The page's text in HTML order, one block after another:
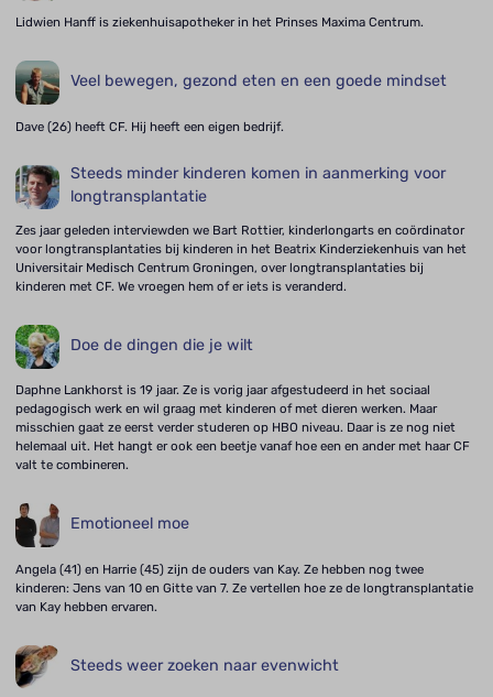
Lidwien Hanff is ziekenhuisapotheker in het Prinses Maxima Centrum.
Veel bewegen, gezond eten en een goede mindset
Dave (26) heeft CF. Hij heeft een eigen bedrijf.
Steeds minder kinderen komen in aanmerking voor
longtransplantatie
Zes jaar geleden interviewden we Bart Rottier, kinderlongarts en coördinator
voor longtransplantaties bij kinderen in het Beatrix Kinderziekenhuis van het
Universitair Medisch Centrum Groningen, over longtransplantaties bij
kinderen met CF. We vroegen hem of er iets is veranderd.
Doe de dingen die je wilt
Daphne Lankhorst is 19 jaar. Ze is vorig jaar afgestudeerd in het sociaal
pedagogisch werk en wil graag met kinderen of met dieren werken. Maar
misschien gaat ze eerst verder studeren op HBO niveau. Daar is ze nog niet
helemaal uit. Het hangt er ook een beetje vanaf hoe een en ander met haar CF
valt te combineren.
Emotioneel moe
Angela (41) en Harrie (45) zijn de ouders van Kay. Ze hebben nog twee
kinderen: Jens van 10 en Gitte van 7. Ze vertellen hoe ze de longtransplantatie
van Kay hebben ervaren.
Steeds weer zoeken naar evenwicht